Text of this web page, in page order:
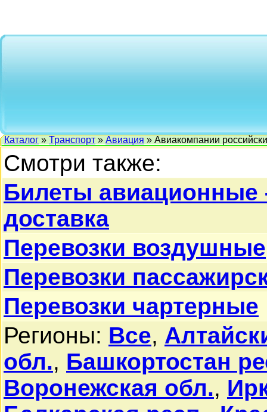
Каталог » Транспорт » Авиация » Авиакомпании
Смотри также:
Билеты авиационные
доставка
Перевозки воздушные
Перевозки
Перевозки чартерные
Регионы: Все,
обл., Башкортостан
Воронежская обл.,